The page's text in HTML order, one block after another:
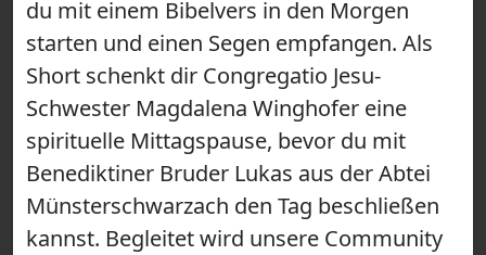
du mit einem Bibelvers in den Morgen
starten und einen Segen empfangen. Als
Short schenkt dir Congregatio Jesu-
Schwester Magdalena Winghofer eine
spirituelle Mittagspause, bevor du mit
Benediktiner Bruder Lukas aus der Abtei
Münsterschwarzach den Tag beschließen
kannst. Begleitet wird unsere Community